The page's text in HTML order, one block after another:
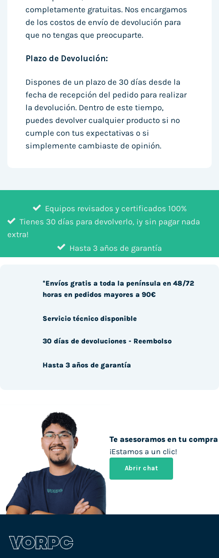
completamente gratuitas. Nos encargamos
de los costos de envío de devolución para
que no tengas que preocuparte.
Plazo de Devolución:
Dispones de un plazo de 30 días desde la
fecha de recepción del pedido para realizar
la devolución. Dentro de este tiempo,
puedes devolver cualquier producto si no
cumple con tus expectativas o si
simplemente cambiaste de opinión.
Equipos revisados y certificados 100%
Tienes 30 días para devolverlo, ¡y sin pagar nada
extra!
Hasta 3 años de garantía
Te asesoramos en tu compra
¡Estamos a un clic!
Abrir chat
*Envíos gratis a toda la península en 48/72
horas en pedidos mayores a 90€
Servicio técnico disponible
30 días de devoluciones - Reembolso
Hasta 3 años de garantía